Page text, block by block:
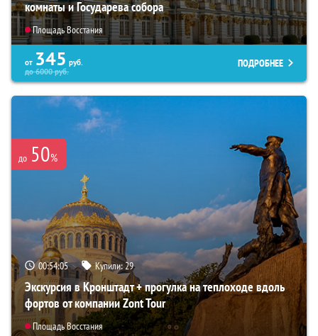
комнаты и Государева собора
Площадь Восстания
от 345 руб.
до6000руб.
ПОДРОБНЕЕ
до 50%
00:54:04 Купили:29
Экскурсия в Кронштадт + прогулка на теплоходе вдоль
фортов от компании Zont Tour
Площадь Восстания